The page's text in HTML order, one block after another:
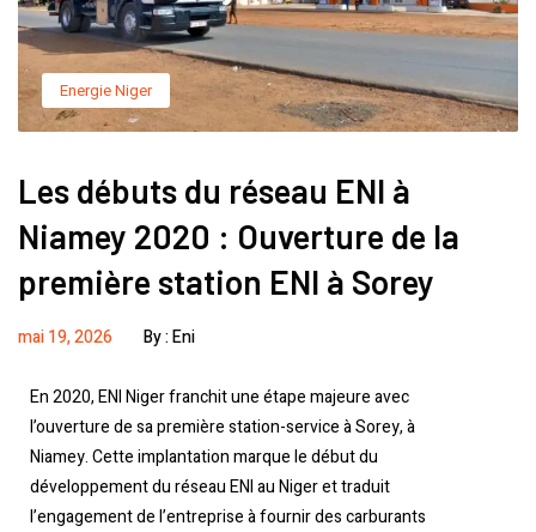
Energie Niger
Les débuts du réseau ENI à
Niamey 2020 : Ouverture de la
première station ENI à Sorey
mai 19, 2026 By :Eni
En 2020, ENI Niger franchit une étape majeure avec
l’ouverture de sa première station-service à Sorey, à
Niamey. Cette implantation marque le début du
développement du réseau ENI au Niger et traduit
l’engagement de l’entreprise à fournir des carburants